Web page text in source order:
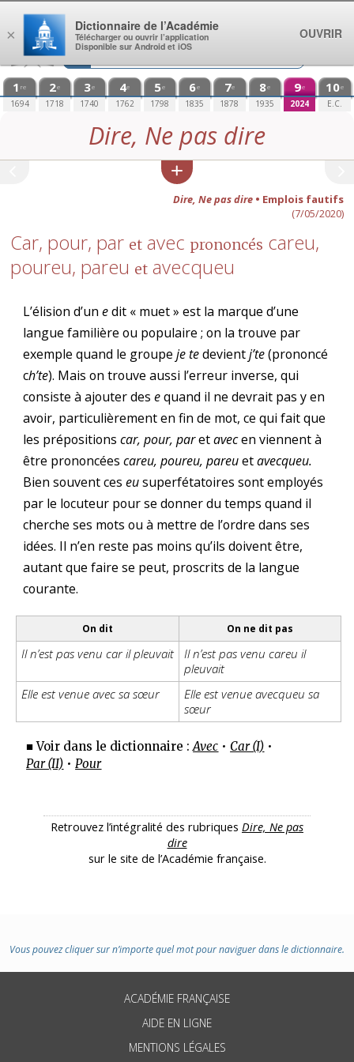
Aller au contenu
1 re
1694
2e
1718
3e
1740
4e
1762
5e
1798
6e
1835
7e
1878
8e
1935
9e
2024
10e
E.C.
Dire, Ne pas dire
Dire, Ne pas dire• Emplois fautifs
(7/05/2020)
Car, pour, par et avec prononcés careu,
poureu, pareu et avecqueu
L’élision d’unedit « muet » est la marque d’une
langue familière ou populaire ; on la trouve par
exemple quand le groupeje tedevientj’te(prononcé
ch’te). Mais on trouve aussi l’erreur inverse, qui
consiste à ajouter desequand il ne devrait pas y en
avoir, particulièrement en fin de mot, ce qui fait que
les prépositionscar, pour, paretavecen viennent à
être prononcéescareu, poureu, pareuetavecqueu.
Bien souvent ceseusuperfétatoires sont employés
par le locuteur pour se donner du temps quand il
cherche ses mots ou à mettre de l’ordre dans ses
idées. Il n’en reste pas moins qu’ils doivent être,
autant que faire se peut, proscrits de la langue
courante.
On dit On ne dit pas
Il n’est pas venu car il pleuvait
Il n’est pas venu careu il
pleuvait
Elle est venue avec sa sœur
Elle est venue avecqueu sa
sœur
■ Voir dans le dictionnaire :Avec • Car (I) •
Par (II) •Pour
Retrouvez l’intégralité des rubriques Dire, Ne pas
dire
sur le site de l’Académie française.
Vous pouvez cliquer sur n’importe quel mot pour naviguer dans le dictionnaire.
ACADÉMIE FRANÇAISE
AIDE EN LIGNE
MENTIONS LÉGALES
×
Dictionnaire de l’Académie
Télécharger ou ouvrir l’application
Disponible sur Android et iOS
OUVRIR